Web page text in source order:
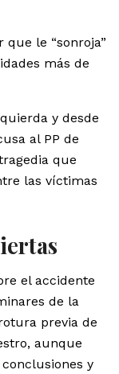
le “sonroja”
más de
y desde
al PP de
que
las víctimas
el accidente
de la
previa de
aunque
y